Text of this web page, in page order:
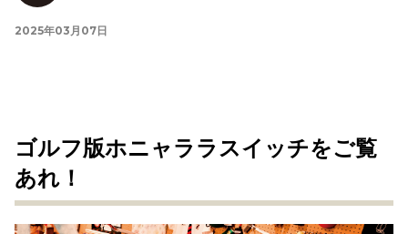
2025年03月07日
ゴルフ版ホニャララスイッチをご覧
あれ！